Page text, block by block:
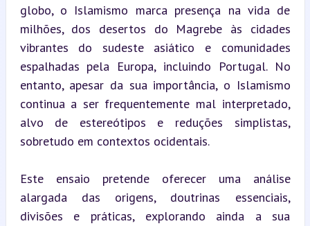
globo, o Islamismo marca presença na vida de
milhões, dos desertos do Magrebe às cidades
vibrantes do sudeste asiático e comunidades
espalhadas pela Europa, incluindo Portugal. No
entanto, apesar da sua importância, o Islamismo
continua a ser frequentemente mal interpretado,
alvo de estereótipos e reduções simplistas,
sobretudo em contextos ocidentais.
Este ensaio pretende oferecer uma análise
alargada das origens, doutrinas essenciais,
divisões e práticas, explorando ainda a sua